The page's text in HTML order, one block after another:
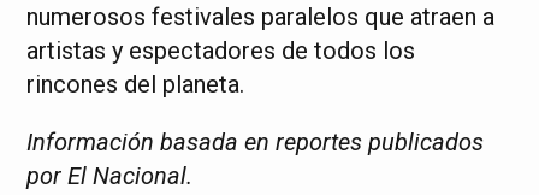
numerosos festivales paralelos que atraen a
artistas y espectadores de todos los
rincones del planeta.
Información basada en reportes publicados
por El Nacional.